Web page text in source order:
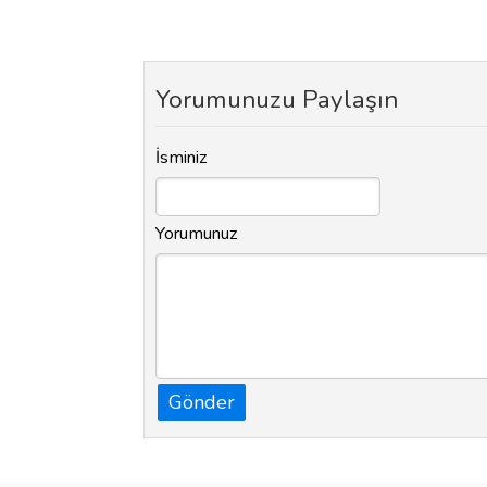
Yorumunuzu Paylaşın
İsminiz
Yorumunuz
Gönder